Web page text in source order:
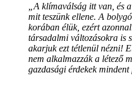
„A klímaválság itt van, és
mit teszünk ellene. A
korában élük, ezért
társadalmi változásokra is
akarjuk ezt tétlenül nézni!
nem alkalmazzák a létező
gazdasági érdekek